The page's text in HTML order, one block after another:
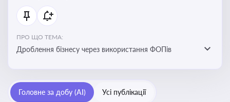
ПРО ЩО ТЕМА:
Дроблення бізнесу через використання ФОПів
Головне за добу (AI) Усі публікації